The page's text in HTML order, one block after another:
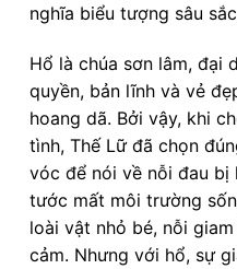
nghĩa biểu tượng sâu
Hổ là chúa sơn lâm, đại
quyền, bản lĩnh và vẻ
hoang dã. Bởi vậy, khi
tình, Thế Lữ đã chọn
vóc để nói về nỗi đau bị
tước mất môi trường
loài vật nhỏ bé, nỗi
cảm. Nhưng với hổ, sự